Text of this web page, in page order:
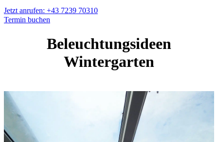
Jetzt anrufen: +43 7239 70310
Termin buchen
Beleuchtungsideen
Wintergarten